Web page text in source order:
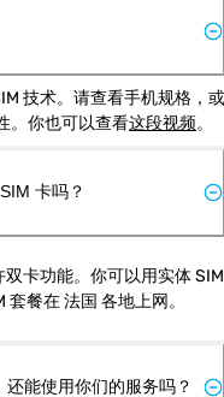
技术。请查看手机规格，或
。你也可以查看这段视频。
卡吗？
卡功能。你可以用实体 SIM
餐在 法国 各地上网。
能使用你们的服务吗？